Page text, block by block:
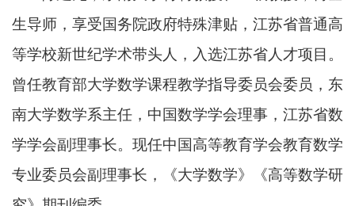
生导师，享受国务院政府特殊津贴，江苏省普通高
等学校新世纪学术带头人，入选江苏省人才项目。
曾任教育部大学数学课程教学指导委员会委员，东
南大学数学系主任，中国数学学会理事，江苏省数
学学会副理事长。现任中国高等教育学会教育数学
专业委员会副理事长，《大学数学》《高等数学研